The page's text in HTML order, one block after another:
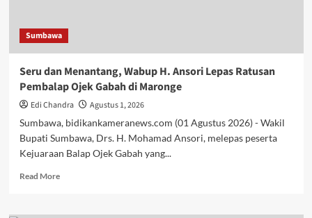
Empang
Sumbawa
Seru dan Menantang, Wabup H. Ansori Lepas Ratusan
Pembalap Ojek Gabah di Maronge
Edi Chandra
Agustus 1, 2026
Sumbawa, bidikankameranews.com (01 Agustus 2026) - Wakil
Bupati Sumbawa, Drs. H. Mohamad Ansori, melepas peserta
Kejuaraan Balap Ojek Gabah yang...
Read MoreRead
Seru